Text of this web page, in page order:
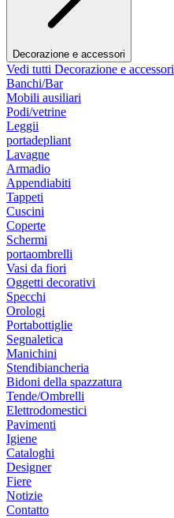
Decorazione e accessori
Vedi tutti Decorazione e accessori
Banchi/Bar
Mobili ausiliari
Podi/vetrine
Leggii
portadepliant
Lavagne
Armadio
Appendiabiti
Tappeti
Cuscini
Coperte
Schermi
portaombrelli
Vasi da fiori
Oggetti decorativi
Specchi
Orologi
Portabottiglie
Segnaletica
Manichini
Stendibiancheria
Bidoni della spazzatura
Tende/Ombrelli
Elettrodomestici
Pavimenti
Igiene
Cataloghi
Designer
Fiere
Notizie
Contatto